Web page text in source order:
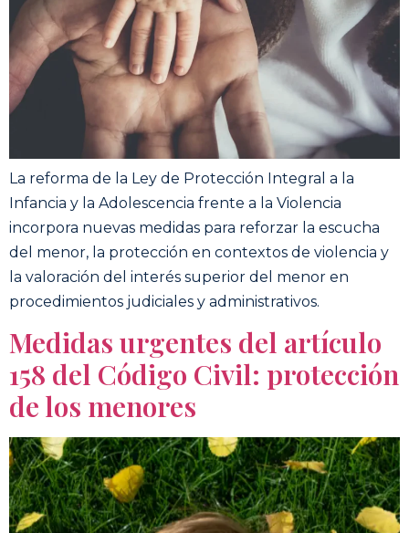
La reforma de la Ley de Protección Integral a la
Infancia y la Adolescencia frente a la Violencia
incorpora nuevas medidas para reforzar la escucha
del menor, la protección en contextos de violencia y
la valoración del interés superior del menor en
procedimientos judiciales y administrativos.
Medidas urgentes del artículo
158 del Código Civil: protección
de los menores